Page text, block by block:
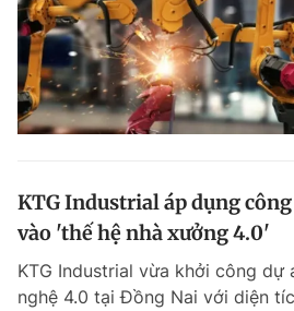
KTG Industrial áp dụng
vào 'thế hệ nhà xưởng 4.0'
KTG Industrial vừa khởi công dự
nghệ 4.0 tại Đồng Nai với diện